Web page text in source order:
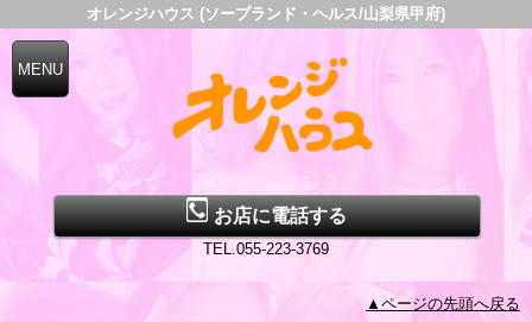
オレンジハウス (ソープランド・ヘルス/山梨県甲府)
お店に電話する
TEL.055-223-3769
▲ページの先頭へ戻る